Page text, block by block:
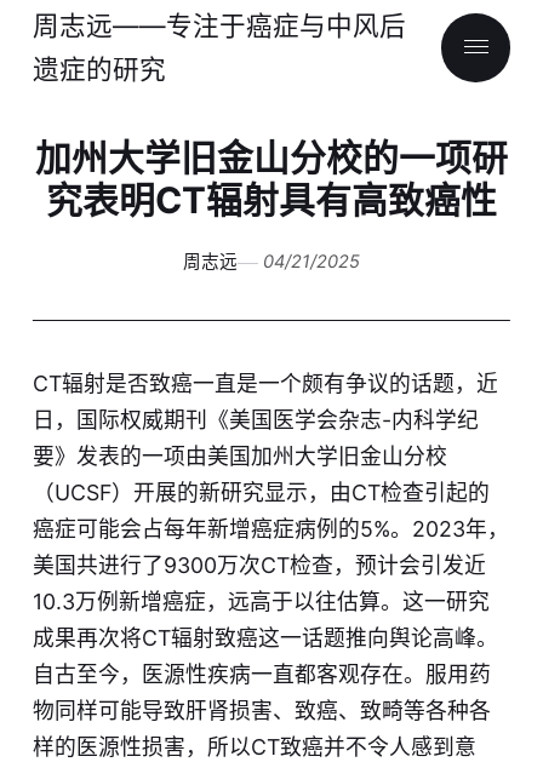
周志远——专注于癌症与中风后
遗症的研究
加州大学旧金山分校的一项研
究表明CT辐射具有高致癌性
周志远 04/21/2025
CT辐射是否致癌一直是一个颇有争议的话题，近
日，国际权威期刊《美国医学会杂志-内科学纪
要》发表的一项由美国加州大学旧金山分校
（UCSF）开展的新研究显示，由CT检查引起的
癌症可能会占每年新增癌症病例的5%。2023年，
美国共进行了9300万次CT检查，预计会引发近
10.3万例新增癌症，远高于以往估算。这一研究
成果再次将CT辐射致癌这一话题推向舆论高峰。
自古至今，医源性疾病一直都客观存在。服用药
物同样可能导致肝肾损害、致癌、致畸等各种各
样的医源性损害，所以CT致癌并不令人感到意